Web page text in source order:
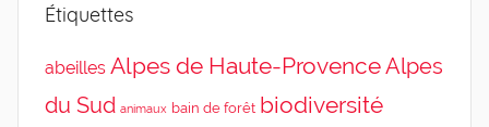
Étiquettes
abeilles Alpes de Haute-ProvenceAlpes
du Sud animaux bain de forêt biodiversité